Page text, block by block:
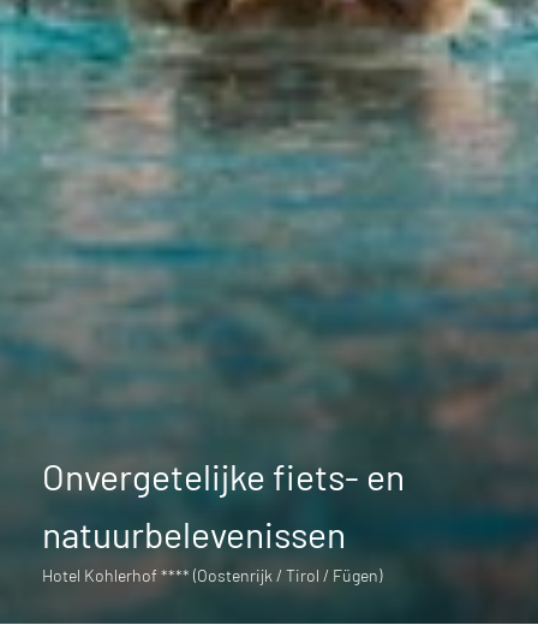
Onvergetelijke fiets- en
natuurbelevenissen
Hotel Kohlerhof **** (Oostenrijk / Tirol / Fügen)